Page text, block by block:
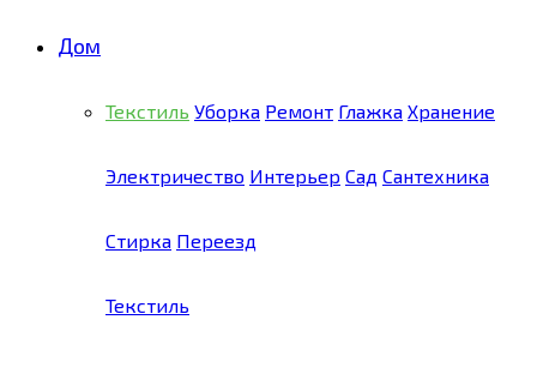
Дом
Текстиль Уборка Ремонт Глажка Хранение
Электричество Интерьер Сад Сантехника
Стирка Переезд
Текстиль